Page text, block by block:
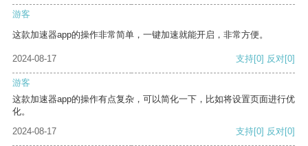
游客
这款加速器app的操作非常简单，一键加速就能开启，非常方便。
2024-08-17 支持[0] 反对[0]
游客
这款加速器app的操作有点复杂，可以简化一下，比如将设置页面进行优
化。
2024-08-17
支持[0] 反对[0]